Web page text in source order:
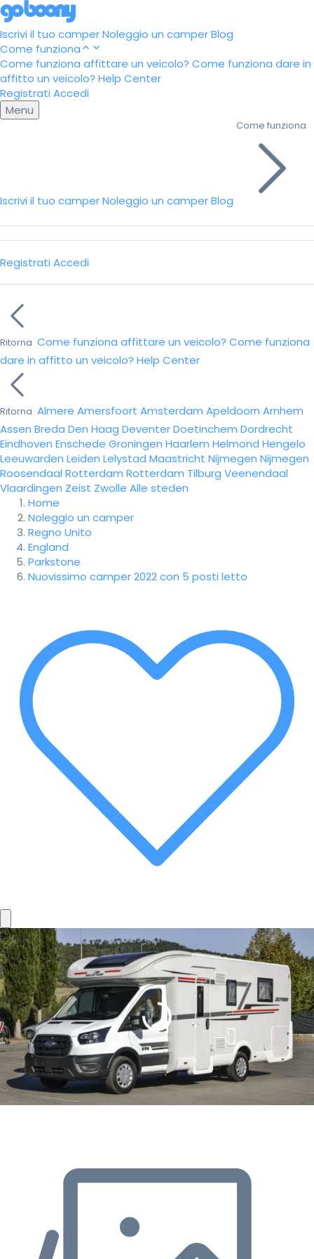
Iscrivi il tuo camperNoleggio un camperBlog
Come funziona
Come funziona affittare un veicolo? Come funziona dare in
affitto un veicolo? Help Center
Registrati Accedi
Menu
Iscrivi il tuo camperNoleggio un camperBlog
Come funziona
Registrati Accedi
Ritorna Come funziona affittare un veicolo? Come funziona
dare in affitto un veicolo? Help Center
Ritorna Almere Amersfoort Amsterdam Apeldoorn Arnhem
Assen Breda Den Haag DeventerDoetinchem Dordrecht
Eindhoven Enschede Groningen Haarlem Helmond Hengelo
Leeuwarden Leiden Lelystad Maastricht Nijmegen Nijmegen
Roosendaal Rotterdam Rotterdam Tilburg Veenendaal
Vlaardingen Zeist Zwolle Alle steden
Home
Noleggio un camper
Regno Unito
England
Parkstone
Nuovissimo camper 2022 con 5 posti letto